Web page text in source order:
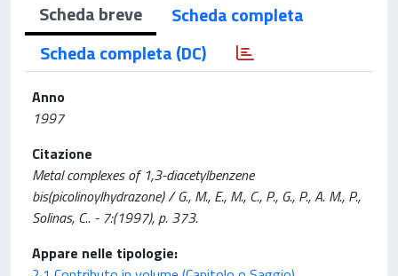
Scheda breve
Scheda completa
Scheda completa (DC)
Anno
1997
Citazione
Metal complexes of 1,3-diacetylbenzene
bis(picolinoylhydrazone) / G., M., E., M., C., P., G., P., A. M., P.,
Solinas, C.. - 7:(1997), p. 373.
Appare nelle tipologie: